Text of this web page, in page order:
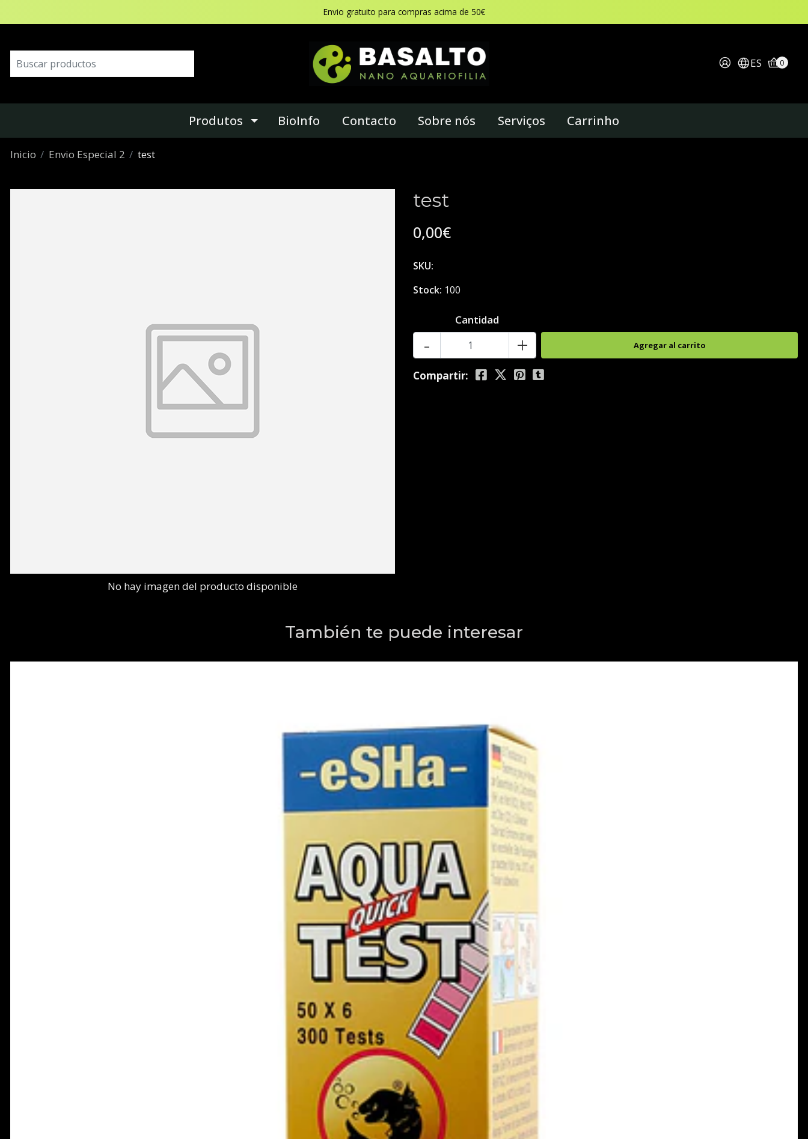
Envio gratuito para compras acima de 50€
ES 0
Produtos BioInfo Contacto Sobre nós Serviços Carrinho
Inicio Envio Especial 2 test
No hay imagen del producto disponible
test
0,00€
SKU:
Stock: 100
Cantidad
- +
Compartir:
También te puede interesar